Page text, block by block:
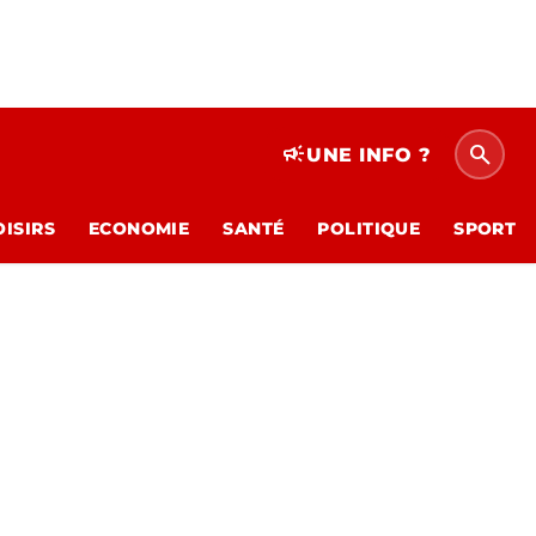
campaignUNE INFO ? search
ECONOMIE SANTÉ POLITIQUE SPORT